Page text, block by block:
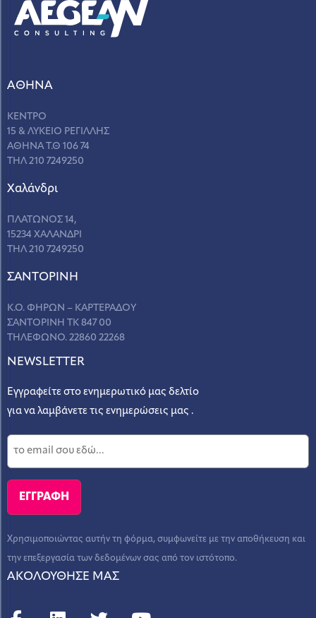
ΑΘΗΝΑ
ΚΕΝΤΡΟ
15 & ΛΥΚΕΙΟ ΡΕΓΙΛΛΗΣ
ΑΘΗΝΑ Τ.Θ 106 74
ΤΗΛ 210 7249250
Χαλάνδρι
ΠΛΑΤΩΝΟΣ 14,
15234 ΧΑΛΑΝΔΡΙ
ΤΗΛ 210 7249250
ΣANΤΟΡΙΝΗ
Κ.Ο. ΦΗΡΩΝ – ΚΑΡΤΕΡΑΔΟΥ
ΣΑΝΤΟΡΙΝΗ ΤΚ 847 00
ΤΗΛΕΦΩΝΟ. 22860 22268
NEWSLETTER
Εγγραφείτε στο ενημερωτικό μας δελτίο
για να λαμβάνετε τις ενημερώσεις μας .
Χρησιμοποιώντας αυτήν τη φόρμα, συμφωνείτε με την αποθήκευση και
την επεξεργασία των δεδομένων σας από τον ιστότοπο.
ΑΚΟΛΟΥΘΗΣΕ ΜΑΣ